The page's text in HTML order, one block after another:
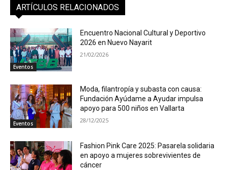
ARTÍCULOS RELACIONADOS
Eventos
Encuentro Nacional Cultural y Deportivo
2026 en Nuevo Nayarit
21/02/2026
Eventos
Moda, filantropía y subasta con causa:
Fundación Ayúdame a Ayudar impulsa
apoyo para 500 niños en Vallarta
28/12/2025
Fashion Pink Care 2025: Pasarela solidaria
en apoyo a mujeres sobrevivientes de
cáncer